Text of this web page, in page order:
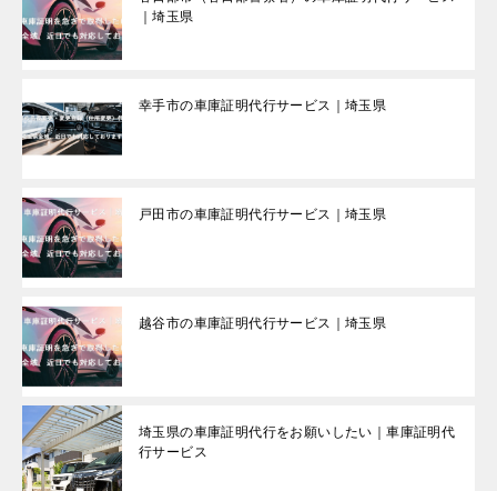
｜埼玉県
幸手市の車庫証明代行サービス｜埼玉県
戸田市の車庫証明代行サービス｜埼玉県
越谷市の車庫証明代行サービス｜埼玉県
埼玉県の車庫証明代行をお願いしたい｜車庫証明代
行サービス